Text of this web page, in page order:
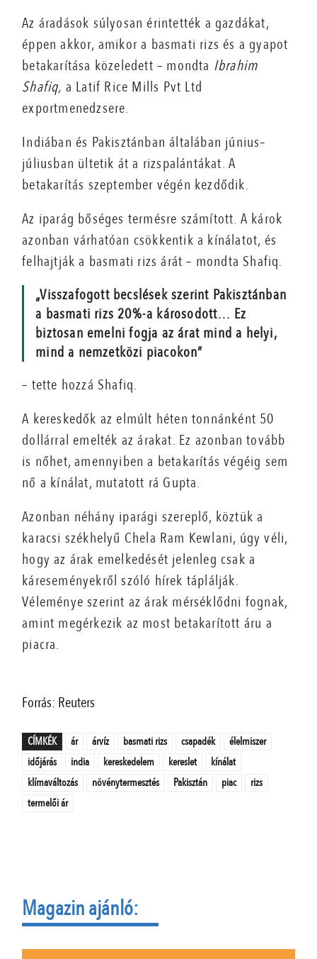
Az áradások súlyosan érintették a gazdákat,
éppen akkor, amikor a basmati rizs és a gyapot
betakarítása közeledett – mondta Ibrahim
Shafiq, a Latif Rice Mills Pvt Ltd
exportmenedzsere.
Indiában és Pakisztánban általában június–
júliusban ültetik át a rizspalántákat. A
betakarítás szeptember végén kezdődik.
Az iparág bőséges termésre számított. A károk
azonban várhatóan csökkentik a kínálatot, és
felhajtják a basmati rizs árát – mondta Shafiq.
„Visszafogott becslések szerint Pakisztánban
a basmati rizs 20%-a károsodott… Ez
biztosan emelni fogja az árat mind a helyi,
mind a nemzetközi piacokon”
– tette hozzá Shafiq.
A kereskedők az elmúlt héten tonnánként 50
dollárral emelték az árakat. Ez azonban tovább
is nőhet, amennyiben a betakarítás végéig sem
nő a kínálat, mutatott rá Gupta.
Azonban néhány iparági szereplő, köztük a
karacsi székhelyű Chela Ram Kewlani, úgy véli,
hogy az árak emelkedését jelenleg csak a
káreseményekről szóló hírek táplálják.
Véleménye szerint az árak mérséklődni fognak,
amint megérkezik az most betakarított áru a
piacra.
Forrás: Reuters
CÍMKÉK ár árvíz basmati rizs csapadék
élelmiszer
időjárás
india kereskedelem kereslet
kínálat
klímaváltozás
növénytermesztés Pakisztán piac
rizs
termelői ár
Magazin ajánló: